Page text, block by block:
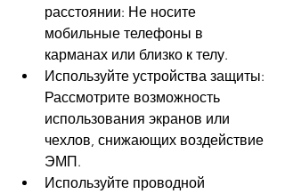
расстоянии: Не носите
мобильные телефоны в
карманах или близко к телу.
Используйте устройства защиты:
Рассмотрите возможность
использования экранов или
чехлов, снижающих воздействие
ЭМП.
Используйте проводной